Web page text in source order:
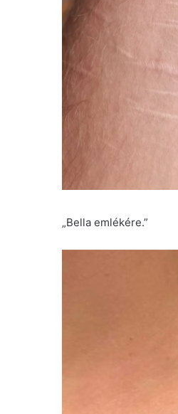
„Bella emlékére.”